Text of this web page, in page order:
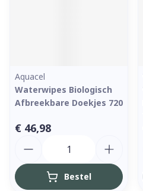
Aquacel
Waterwipes Biologisch
Afbreekbare Doekjes 720
€ 46,98
Bestel